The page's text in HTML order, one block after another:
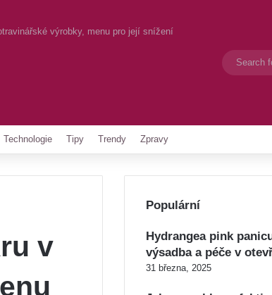
výrobky, menu pro její snížení
Switch skin
Technologie Tipy Trendy Zpravy
v
Populární
Hydrangea pink
výsadba a péče v
31 března, 2025